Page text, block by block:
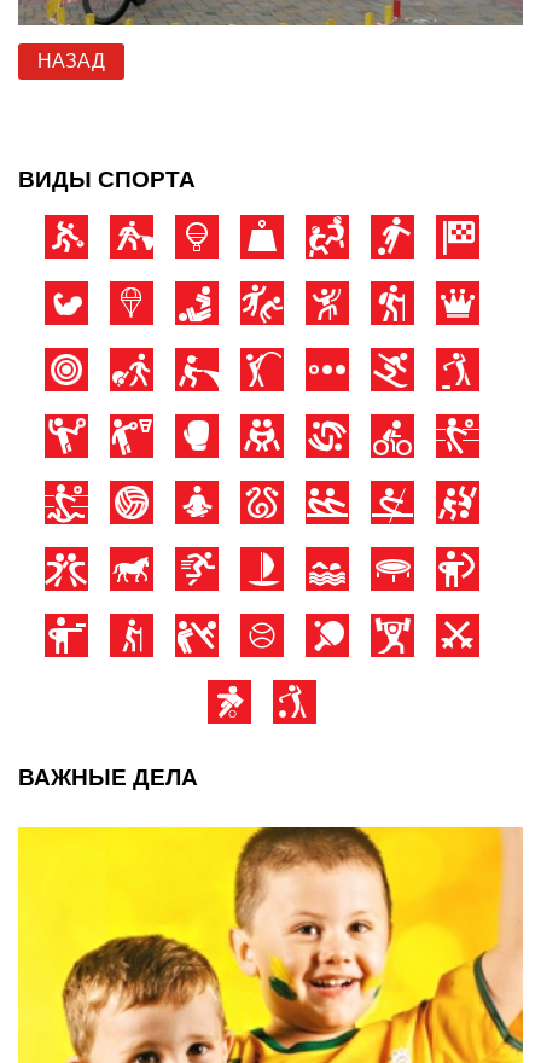
НАЗАД
ВИДЫ СПОРТА
ВАЖНЫЕ ДЕЛА